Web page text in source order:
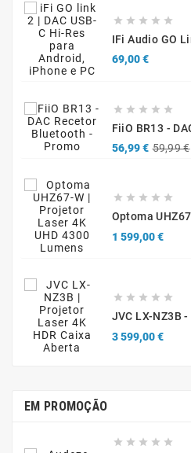
    
69,00 €Preço
    
56,99 € 59,99 €
    
1 599,00 €Preço
    
3 599,00 €Preço
EM PROMOÇÃO
    